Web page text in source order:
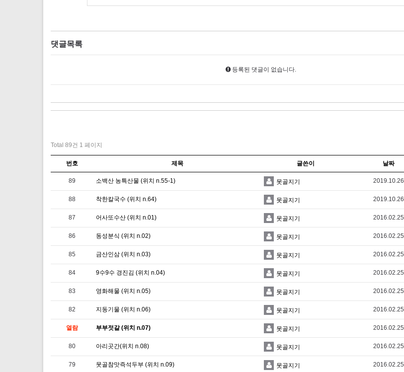
댓글목록
등록된 댓글이 없습니다.
Total 89건 1 페이지
번호 제목 글쓴이 날짜
89 소백산 농특산물 (위치 n.55-1) 못골지기 2019.10.26
88 착한칼국수 (위치 n.64) 못골지기 2019.10.26
87 어사또수산 (위치 n.01) 못골지기 2016.02.25
86 동성분식 (위치 n.02) 못골지기 2016.02.25
85 금산인삼 (위치 n.03) 못골지기 2016.02.25
84 9수9수 경진김 (위치 n.04) 못골지기 2016.02.25
83 영화해물 (위치 n.05) 못골지기 2016.02.25
82 지동기물 (위치 n.06) 못골지기 2016.02.25
열람 부부젓갈 (위치 n.07) 못골지기 2016.02.25
80 아리곳간(위치 n.08) 못골지기 2016.02.25
79 못골참맛즉석두부 (위치 n.09) 못골지기 2016.02.25